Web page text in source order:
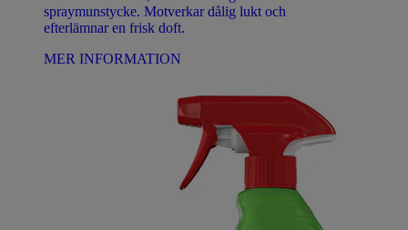
spraymunstycke. Motverkar dålig lukt och
efterlämnar en frisk doft.
MER INFORMATION